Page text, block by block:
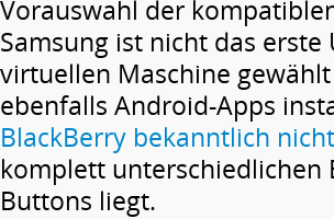
Vorauswahl der
Samsung ist nicht das
virtuellen Maschine
ebenfalls Android-Apps
BlackBerry bekanntlich
komplett unterschiedlichen
Buttons liegt.